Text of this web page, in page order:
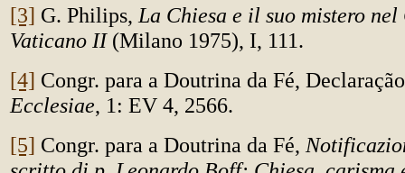
[3] G. Philips, La Chiesa e il suo mistero
Vaticano II(Milano 1975), I, 111.
[4] Congr. para a Doutrina da Fé,
Ecclesiae, 1: EV 4, 2566.
[5] Congr. para a Doutrina da Fé,